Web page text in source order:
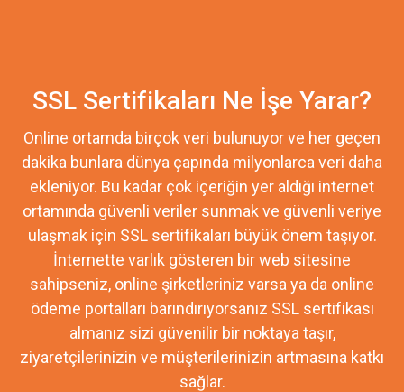
SSL Sertifikaları Ne İşe Yarar?
Online ortamda birçok veri bulunuyor ve her geçen
dakika bunlara dünya çapında milyonlarca veri daha
ekleniyor. Bu kadar çok içeriğin yer aldığı internet
ortamında güvenli veriler sunmak ve güvenli veriye
ulaşmak için SSL sertifikaları büyük önem taşıyor.
İnternette varlık gösteren bir web sitesine
sahipseniz, online şirketleriniz varsa ya da online
ödeme portalları barındırıyorsanız SSL sertifikası
almanız sizi güvenilir bir noktaya taşır,
ziyaretçilerinizin ve müşterilerinizin artmasına katkı
sağlar.